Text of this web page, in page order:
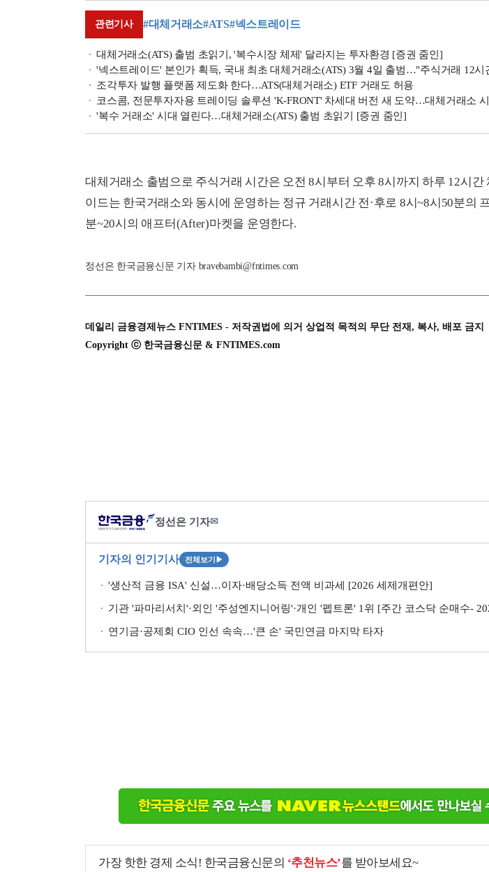
관련기사 #대체거래소#ATS#넥스트레이드
대체거래소(ATS) 출범 초읽기, '복수시장 체제' 달라지는 투자환경 [증권 줌인]
'넥스트레이드' 본인가 획득, 국내 최초 대체거래소(ATS) 3월 4일 출범…"주식거래 12시
조각투자 발행 플랫폼 제도화 한다…ATS(대체거래소) ETF 거래도 허용
코스콤, 전문투자자용 트레이딩 솔루션 'K-FRONT' 차세대 버전 새 도약…대체거래소 시
'복수 거래소' 시대 열린다…대체거래소(ATS) 출범 초읽기 [증권 줌인]
대체거래소 출범으로 주식거래 시간은 오전 8시부터 오후 8시까지 하루 12시간
이드는 한국거래소와 동시에 운영하는 정규 거래시간 전·후로 8시~8시50분의
분~20시의 애프터(After)마켓을 운영한다.
정선은 한국금융신문 기자 bravebambi@fntimes.com
데일리 금융경제뉴스 FNTIMES - 저작권법에 의거 상업적 목적의 무단 전재, 복사, 배포 금지
Copyright ⓒ 한국금융신문 & FNTIMES.com
정선은 기자✉
기자의 인기기사 전체보기 ▶
'생산적 금융 ISA' 신설…이자·배당소득 전액 비과세 [2026 세제개편안]
기관 '파마리서치'·외인 '주성엔지니어링'·개인 '펩트론' 1위 [주간 코스닥 순매수- 2026
연기금·공제회 CIO 인선 속속…'큰 손' 국민연금 마지막 타자
가장 핫한 경제 소식! 한국금융신문의 ‘추천뉴스’를 받아보세요~